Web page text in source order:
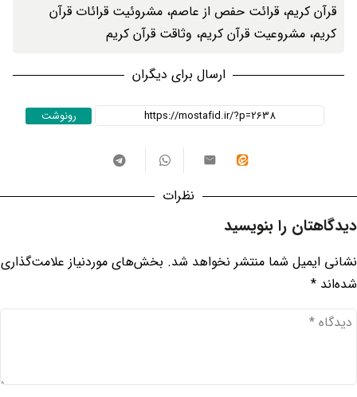
قرآن کریم، ‌ قرائت حفص از عاصم، ‌ مشروئیت قرائات قرآن
کریم، ‌ مشروعیت قرآن کریم، ‌ وثاقت قرآن کریم
ارسال برای دیگران
رونوشت
نظرات
دیدگاهتان را بنویسید
نشانی ایمیل شما منتشر نخواهد شد. بخش‌های موردنیاز علامت‌گذاری
شده‌اند *